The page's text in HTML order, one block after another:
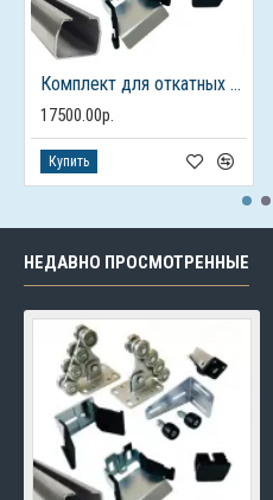
Комплект для откатных ворот ALUTECH до 450кг., балка 7м.
17500.00р.
Купить
НЕДАВНО ПРОСМОТРЕННЫЕ